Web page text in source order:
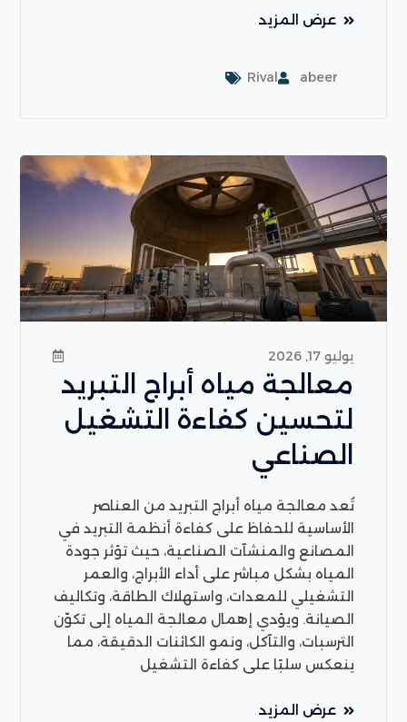
عرض المزيد
abeer
Rival
يوليو 17, 2026
معالجة مياه أبراج التبريد
لتحسين كفاءة التشغيل
الصناعي
تُعد معالجة مياه أبراج التبريد من العناصر
الأساسية للحفاظ على كفاءة أنظمة التبريد في
المصانع والمنشآت الصناعية، حيث تؤثر جودة
المياه بشكل مباشر على أداء الأبراج، والعمر
التشغيلي للمعدات، واستهلاك الطاقة، وتكاليف
الصيانة. ويؤدي إهمال معالجة المياه إلى تكوّن
الترسبات، والتآكل، ونمو الكائنات الدقيقة، مما
ينعكس سلبًا على كفاءة التشغيل
عرض المزيد